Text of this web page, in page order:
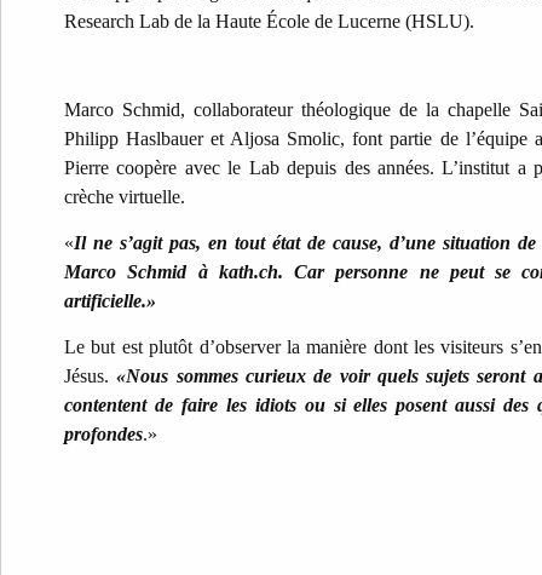
Research Lab de la Haute École de Lucerne (HSLU).
Marco Schmid, collaborateur théologique de la chapelle
Philipp Haslbauer et Aljosa Smolic, font partie de l’équipe
Pierre coopère avec le Lab depuis des années. L’institut a
crèche virtuelle.
«Il ne s’agit pas, en tout état de cause, d’une situation
Marco Schmid à kath.ch. Car personne ne peut se
artificielle.»
Le but est plutôt d’observer la manière dont les visiteurs
Jésus. «Nous sommes curieux de voir quels sujets seront
contentent de faire les idiots ou si elles posent aussi des
profondes.»